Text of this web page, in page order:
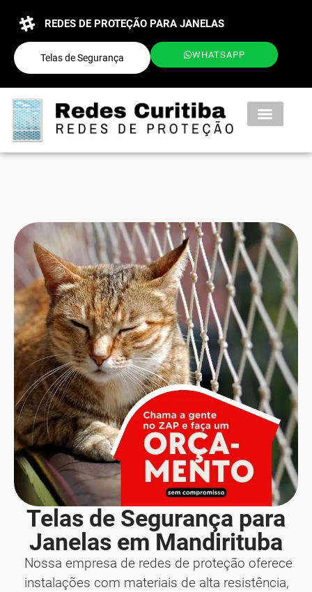
REDES DE PROTEÇÃO PARA JANELAS
Telas de Segurança WHATSAPP
Telas de Segurança para
Janelas em Mandirituba
Nossa empresa de redes de proteção oferece
instalações com materiais de alta resistência,